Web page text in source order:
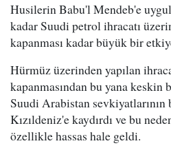
Husilerin Babu'l Mendeb'e
kadar Suudi petrol ihracatı
kapanması kadar büyük bir
Hürmüz üzerinden yapılan
kapanmasından bu yana keskin
Suudi Arabistan
Kızıldeniz'e kaydırdı ve bu
özellikle hassas hale geldi.